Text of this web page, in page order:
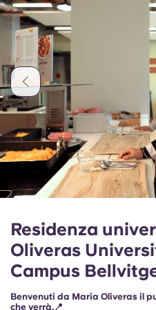
Residenza
Oliveras
Campus
Benvenuti da Maria Oliveras il
che verrà.📍